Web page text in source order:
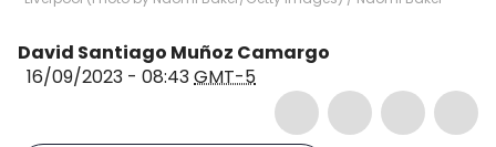
David Santiago Muñoz Camargo
16/09/2023 - 08:43GMT-5